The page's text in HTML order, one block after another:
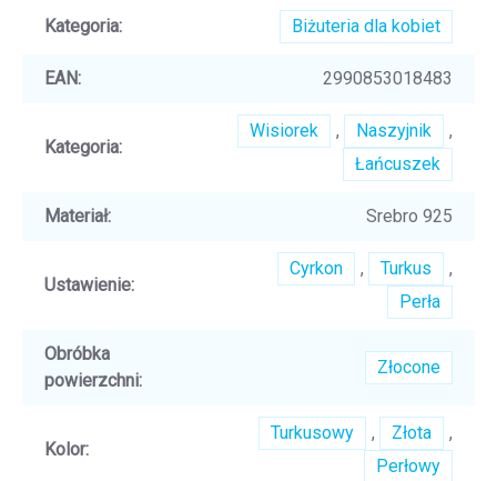
Kategoria: Biżuteria dla kobiet
EAN: 2990853018483
Kategoria:
Wisiorek , Naszyjnik
,
Łańcuszek
Materiał: Srebro 925
Ustawienie:
Cyrkon , Turkus
,
Perła
Obróbka
powierzchni:
Złocone
Kolor:
Turkusowy , Złota
,
Perłowy